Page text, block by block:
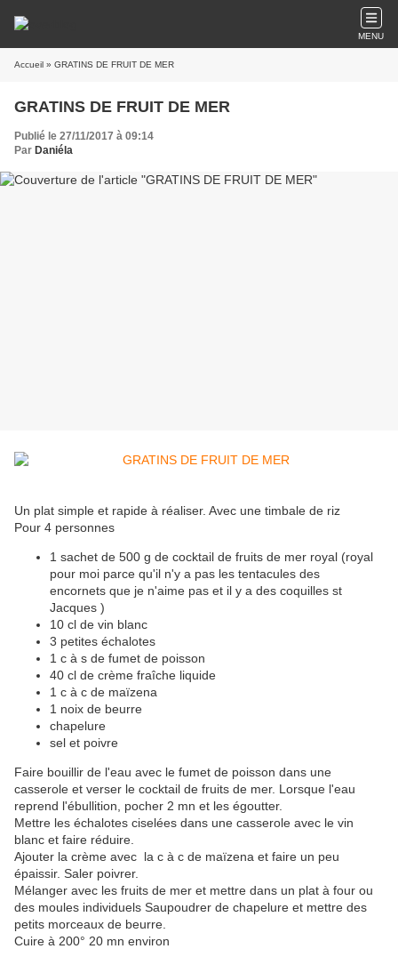
MENU
Accueil » GRATINS DE FRUIT DE MER
GRATINS DE FRUIT DE MER
Publié le 27/11/2017 à 09:14
Par Daniéla
Un plat simple et rapide à réaliser. Avec une timbale de riz
Pour 4 personnes
1 sachet de 500 g de cocktail de fruits de mer royal (royal
pour moi parce qu'il n'y a pas les tentacules des
encornets que je n'aime pas et il y a des coquilles st
Jacques )
10 cl de vin blanc
3 petites échalotes
1 c à s de fumet de poisson
40 cl de crème fraîche liquide
1 c à c de maïzena
1 noix de beurre
chapelure
sel et poivre
Faire bouillir de l'eau avec le fumet de poisson dans une
casserole et verser le cocktail de fruits de mer. Lorsque l'eau
reprend l'ébullition, pocher 2 mn et les égoutter.
Mettre les échalotes ciselées dans une casserole avec le vin
blanc et faire réduire.
Ajouter la crème avec la c à c de maïzena et faire un peu
épaissir. Saler poivrer.
Mélanger avec les fruits de mer et mettre dans un plat à four ou
des moules individuels Saupoudrer de chapelure et mettre des
petits morceaux de beurre.
Cuire à 200° 20 mn environ